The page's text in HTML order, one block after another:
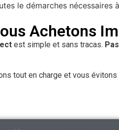
Achetons
est simple et sans tracas.
tout en charge et vous